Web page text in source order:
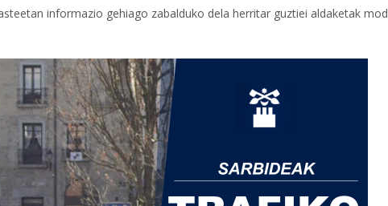
informazio gehiago zabalduko dela herritar guztiei aldaketak